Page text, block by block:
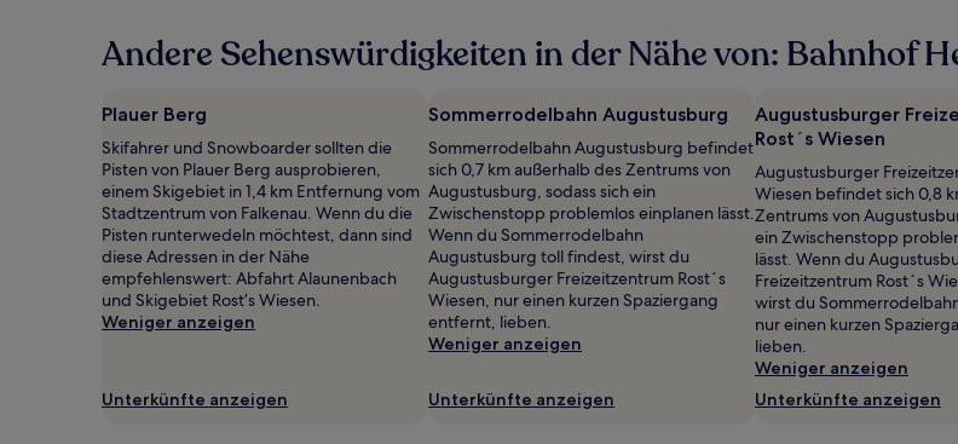
den
letzten
für
Aufenthalt
mit
1 Übernachtung
von
2 Erwachsenen
gefunden
wurde.
Preise
und
sich
ändern.
Andere Sehenswürdigkeiten in der Nähe von: Bahnhof
Plauer Berg
Skifahrer und Snowboarder sollten die
Pisten von Plauer Berg ausprobieren,
einem Skigebiet in 1,4 km Entfernung vom
Stadtzentrum von Falkenau. Wenn du die
Pisten runterwedeln möchtest, dann sind
diese Adressen in der Nähe
empfehlenswert: Abfahrt Alaunenbach
und Skigebiet Rost’s Wiesen.
Weniger anzeigen
Unterkünfte anzeigen
Sommerrodelbahn Augustusburg
Sommerrodelbahn Augustusburg befindet
sich 0,7 km außerhalb des Zentrums von
Augustusburg, sodass sich ein
Zwischenstopp problemlos einplanen lässt.
Wenn du Sommerrodelbahn
Augustusburg toll findest, wirst du
Augustusburger Freizeitzentrum Rost´s
Wiesen, nur einen kurzen Spaziergang
entfernt, lieben.
Weniger anzeigen
Unterkünfte anzeigen
Augustusburger
Rost´s Wiesen
Augustusburger
Wiesen befindet sich 0,8
Zentrums von
ein Zwischenstopp
lässt. Wenn du
Freizeitzentrum Rost´s
wirst du
nur einen kurzen
lieben.
Weniger anzeigen
Unterkünfte anzeigen